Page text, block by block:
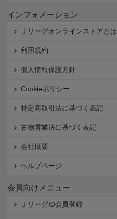
インフォメーション
Ｊリーグオンラインストアとは
利用規約
個人情報保護方針
Cookieポリシー
特定商取引法に基づく表記
古物営業法に基づく表記
会社概要
ヘルプページ
会員向けメニュー
ＪリーグID会員登録